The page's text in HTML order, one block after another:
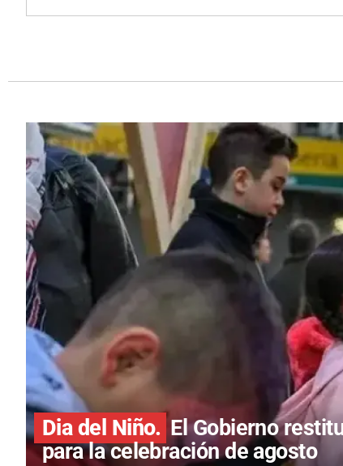
Dia del Niño. El Gobierno
para la celebración de agosto